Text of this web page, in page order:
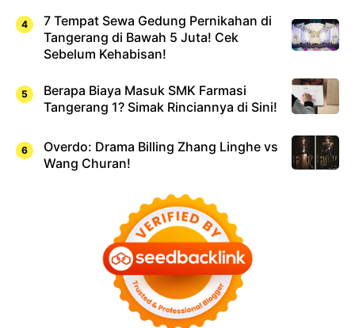
7 Tempat Sewa Gedung Pernikahan di
Tangerang di Bawah 5 Juta! Cek
Sebelum Kehabisan!
Berapa Biaya Masuk SMK Farmasi
Tangerang 1? Simak Rinciannya di Sini!
Overdo: Drama Billing Zhang Linghe vs
Wang Churan!